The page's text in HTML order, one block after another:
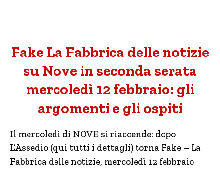
Fake La Fabbrica delle notizie
su Nove in seconda serata
mercoledì 12 febbraio: gli
argomenti e gli ospiti
Il mercoledì di NOVE si riaccende: dopo
L’Assedio (qui tutti i dettagli) torna Fake – La
Fabbrica delle notizie, mercoledì 12 febbraio